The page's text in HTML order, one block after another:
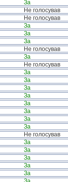
За
Не голосував
Не голосував
За
За
За
Не голосував
За
Не голосував
За
За
За
За
За
За
За
За
Не голосував
За
За
За
За
За